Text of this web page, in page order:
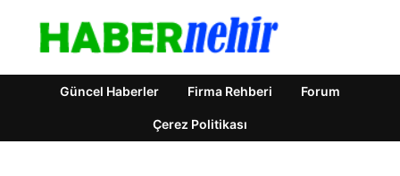
Güncel Haberler Firma Rehberi Forum
Çerez Politikası